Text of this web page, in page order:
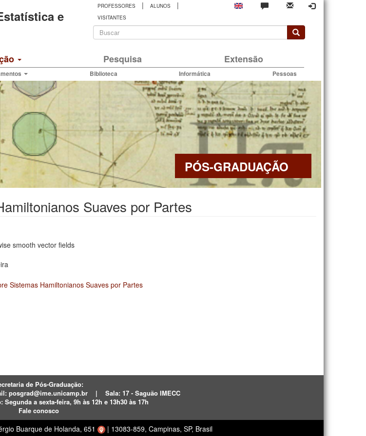
e
PROFESSORES | ALUNOS |
VISITANTES
Formulário
busca
Pesquisa Extensão
Biblioteca Informática Pessoas
PÓS-GRADUAÇÃO
Suaves por Partes
smooth vector fields
Sistemas Hamiltonianos Suaves por Partes
de Pós-Graduação:
posgrad@ime.unicamp.br |
Sala: 17 - Saguão IMECC
Segunda a sexta-feira, 9h às 12h e 13h30 às 17h
Fale conosco
Buarque de Holanda, 651 | 13083-859, Campinas, SP, Brasil